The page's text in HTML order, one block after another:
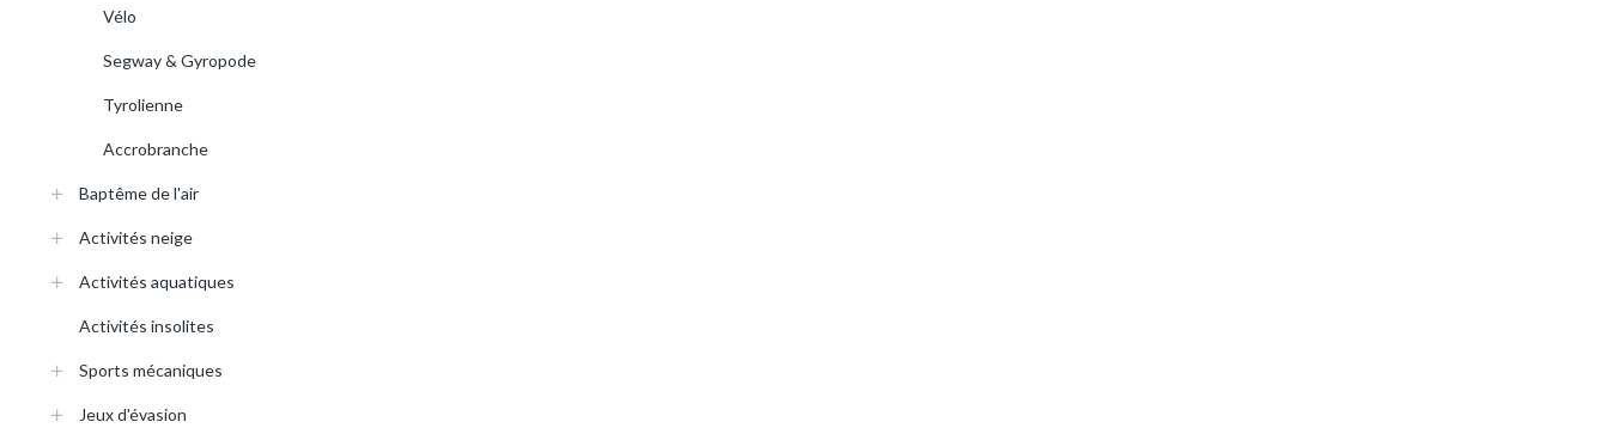
Vélo
Segway & Gyropode
Tyrolienne
Accrobranche
Baptême de l'air
Activités neige
Activités aquatiques
Activités insolites
Sports mécaniques
Jeux d'évasion